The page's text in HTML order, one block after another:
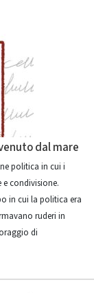
dal mare
politica in cui i
condivisione.
in cui la politica era
ruderi in
di